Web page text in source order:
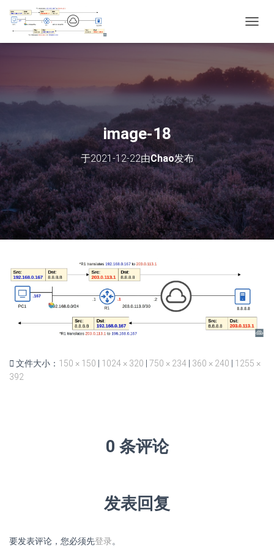
换
image-18
于2021-12-22由Chao发布
文件大小： 150 × 150 | 1024 × 320 | 750 × 234 | 360 × 240 | 1255 ×
392
0 条评论
发表回复
要发表评论，您必须先登录。